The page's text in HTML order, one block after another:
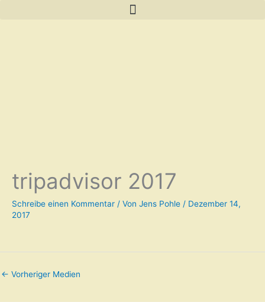
tripadvisor 2017
Schreibe einen Kommentar / Von Jens Pohle / Dezember 14,
2017
← Vorheriger Medien